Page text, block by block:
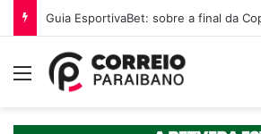
Guia EsportivaBet: sobre a final da
Menu